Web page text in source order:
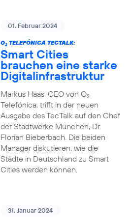
01. Februar 2024
O2TELEFÓNICA TECTALK:
Smart Cities
brauchen eine starke
Digitalinfrastruktur
Markus Haas, CEO von O2
Telefónica, trifft in der neuen
Ausgabe des TecTalk auf den Chef
der Stadtwerke München, Dr.
Florian Bieberbach. Die beiden
Manager diskutieren, wie die
Städte in Deutschland zu Smart
Cities werden können.
31. Januar 2024